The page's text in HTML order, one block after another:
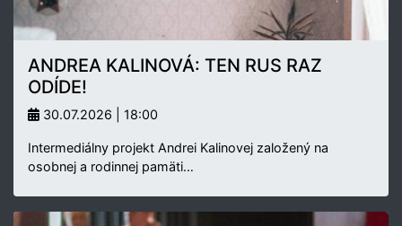
ANDREA KALINOVÁ: TEN RUS RAZ
ODÍDE!
30.07.2026 | 18:00
Intermediálny projekt Andrei Kalinovej založený na
osobnej a rodinnej pamäti…